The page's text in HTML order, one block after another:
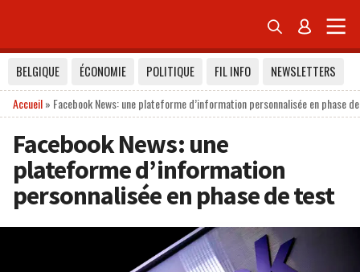
 
BELGIQUE ÉCONOMIE POLITIQUE FIL INFO
NEWSLETTERS
Accueil» Facebook News: une plateforme d’information personnalisée en phase
Facebook News: une
plateforme d’information
personnalisée en phase de test